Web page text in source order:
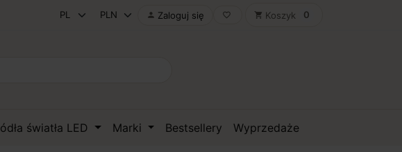
 Zaloguj się favorite_border shopping_cart Koszyk 0
światła LED Marki Bestsellery Wyprzedaże